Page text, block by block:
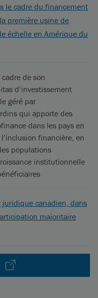
le cadre du financement
première usine de
échelle en Amérique du
de son
d’investissement
géré par
qui apporte des
dans les pays en
financière, en
populations
institutionnelle
juridique canadien, dans
majoritaire